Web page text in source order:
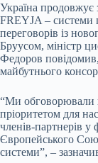
Україна продовжує
FREYJA – системи
переговорів із
Бруусом, міністр
Федоров
майбутнього
“Ми обговорювали
пріоритетом для
членів-партнерів у
Європейського
системи”, –